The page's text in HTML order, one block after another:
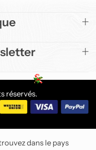
réservés.
dans le pays